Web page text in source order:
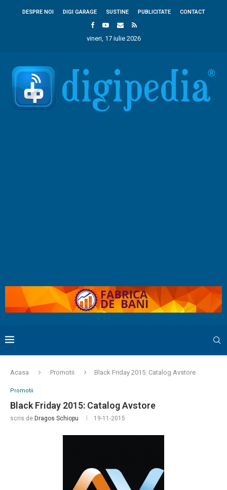
DESPRE NOI DIGI GARAGE SUSTINE PUBLICITATE CONTACT
vineri, 17 iulie 2026
Acasa Promotii Black Friday 2015: Catalog Avstore
Promotii
Black Friday 2015: Catalog Avstore
scris de Dragos Schiopu 19-11-2015